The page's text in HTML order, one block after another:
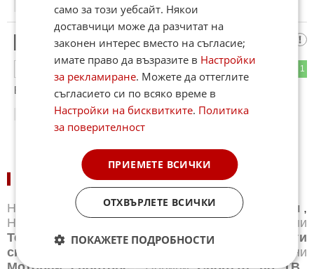
Боби Григ
1
Вече не се интересувам, докато бензинджията е тартор.
19.05.2026
НОВИНИ ПО СПОРТОВЕ:
Новини Бг футбол ,Новини Световен футбол ,
Новини
Баскетбол ,Новини Волейбол
Новини
Тенис
,Новини Бойни спортове ,
Други
спортове
Новини
само за този уебсайт. Някои
доставчици може да разчитат на
законен интерес вместо на съгласие;
имате право да възразите в Настройки
за рекламиране. Можете да оттеглите
съгласието си по всяко време в
Настройки на бисквитките. Политика
за поверителност
ПРИЕМЕТЕ ВСИЧКИ
ОТХВЪРЛЕТЕ ВСИЧКИ
ПОКАЖЕТЕ ПОДРОБНОСТИ